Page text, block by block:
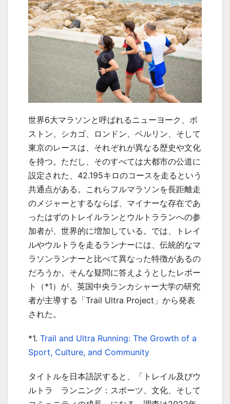
世界6大マラソンと呼ばれるニューヨーク、ボ
ストン、シカゴ、ロンドン、ベルリン、そして
東京のレースは、それぞれが異なる歴史や文化
を持つ。ただし、そのすべては大都市の公道に
設定された、42.195キロのコースを走るという
共通点がある。これらフルマラソンを長距離走
のメジャーとするならば、マイナーな存在であ
ったはずのトレイルランとウルトラランへの参
加者が、世界的に増加している。では、トレイ
ルやウルトラを走るランナーには、伝統的なマ
ラソンランナーと比べて異なった特徴があるの
だろうか。そんな疑問に答えようとしたレポー
ト（*1）が、英国中央ランカシャー大学の研究
者が主導する「Trail Ultra Project」から発表
された。
*1. Trail and Ultra Running: The Growth of a
Sport, Culture, and Community
タイトルを日本語訳すると、「トレイル及びウ
ルトラ ランニング：スポーツ、文化、そして